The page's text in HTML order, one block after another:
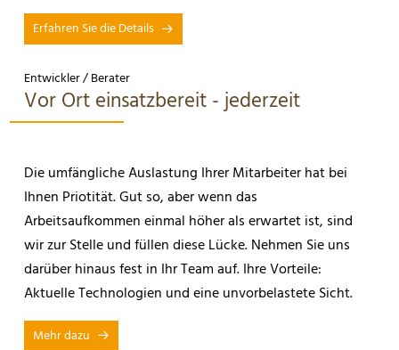
Erfahren Sie die Details
Entwickler / Berater
Vor Ort einsatzbereit - jederzeit
Die umfängliche Auslastung Ihrer Mitarbeiter hat bei
Ihnen Priotität. Gut so, aber wenn das
Arbeitsaufkommen einmal höher als erwartet ist, sind
wir zur Stelle und füllen diese Lücke. Nehmen Sie uns
darüber hinaus fest in Ihr Team auf. Ihre Vorteile:
Aktuelle Technologien und eine unvorbelastete Sicht.
Mehr dazu